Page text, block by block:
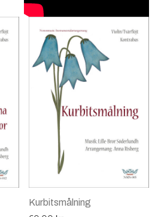
Kurbitsmålning